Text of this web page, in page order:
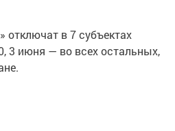
отключат в 7 субъектах
3 июня — во всех остальных,